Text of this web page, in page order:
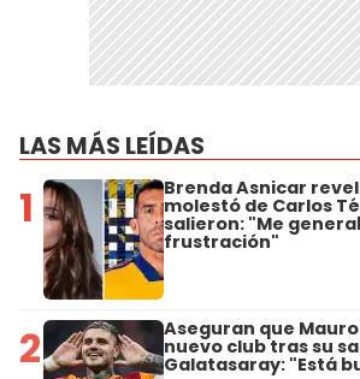
LAS MÁS LEÍDAS
1 Brenda Asnicar
molestó de Carlos
salieron: "Me
frustración"
2 Aseguran que
nuevo club tras su
Galatasaray: "Está